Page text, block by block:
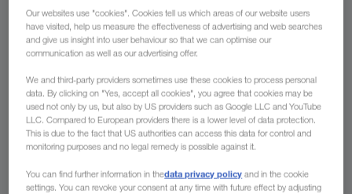
Из
Россия
Страна
Our websites use "cookies". Cookies tell us which areas of our website users
have visited, help us measure the effectiveness of advertising and web searches
and give us insight into user behaviour so that we can optimise our
communication as well as our advertising offer.
We and third-party providers sometimes use these cookies to process personal
data. By clicking on "Yes, accept all cookies", you agree that cookies may be
used not only by us, but also by US providers such as Google LLC and YouTube
LLC. Compared to European providers there is a lower level of data protection.
This is due to the fact that US authorities can access this data for control and
monitoring purposes and no legal remedy is possible against it.
You can find further information in thedata privacy policy and in the cookie
settings. You can revoke your consent at any time with future effect by adjusting